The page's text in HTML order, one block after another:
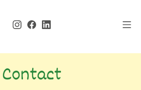
Contact